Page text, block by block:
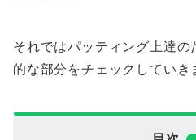
それではパッティング上達
的な部分をチェックしていき